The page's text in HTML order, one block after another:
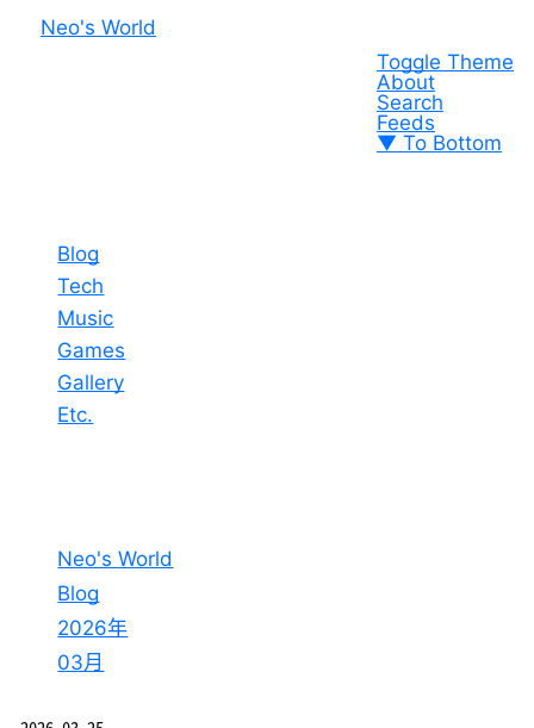
Neo's World
Toggle Theme
About
Search
Feeds
▼ To Bottom
Blog
Tech
Music
Games
Gallery
Etc.
Neo's World
Blog
2026年
03月